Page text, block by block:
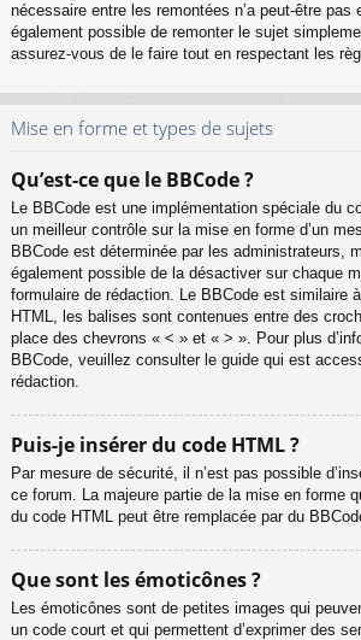
nécessaire entre les remontées n’a peut-être
également possible de remonter le sujet
assurez-vous de le faire tout en respectant les
Mise en forme et types de sujets
Qu’est-ce que le BBCode ?
Le BBCode est une implémentation spéciale du
un meilleur contrôle sur la mise en forme d’un
BBCode est déterminée par les administrateurs,
également possible de la désactiver sur chaque
formulaire de rédaction. Le BBCode est similaire
HTML, les balises sont contenues entre des
place des chevrons « < » et « > ». Pour plus
BBCode, veuillez consulter le guide qui est
rédaction.
Puis-je insérer du code HTML ?
Par mesure de sécurité, il n’est pas possible
ce forum. La majeure partie de la mise en forme
du code HTML peut être remplacée par du
Que sont les émoticônes ?
Les émoticônes sont de petites images qui
un code court et qui permettent d’exprimer des